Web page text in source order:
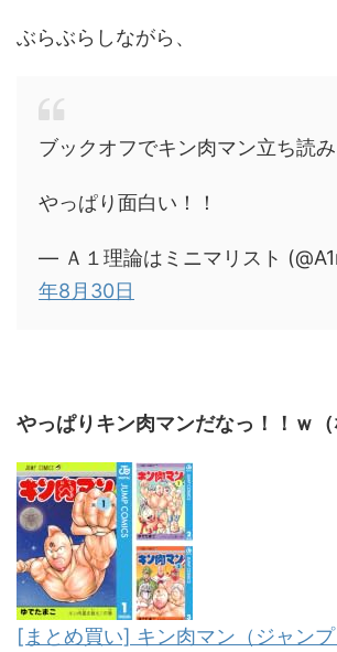
ぶらぶらしながら、
ブックオフでキン肉マン立ち読み
やっぱり面白い！！
— Ａ１理論はミニマリスト
年8月30日
やっぱりキン肉マンだなっ！！ｗ（
[まとめ買い] キン肉マン（ジャン